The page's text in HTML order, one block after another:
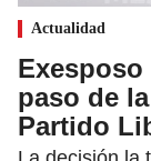
Actualidad
Exesposo
paso de
Partido